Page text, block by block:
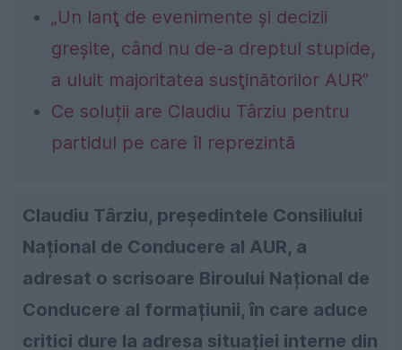
„Un lanţ de evenimente şi decizii
greşite, când nu de-a dreptul stupide,
a uluit majoritatea susţinătorilor AUR”
Ce soluții are Claudiu Târziu pentru
partidul pe care îl reprezintă
Claudiu Târziu, președintele Consiliului
Național de Conducere al AUR, a
adresat o scrisoare Biroului Național de
Conducere al formațiunii, în care aduce
critici dure la adresa situației interne din